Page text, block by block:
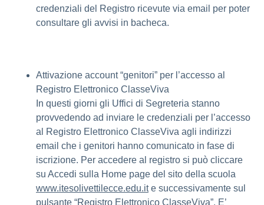
credenziali del Registro ricevute via email per poter
consultare gli avvisi in bacheca.
Attivazione account “genitori” per l’accesso al
Registro Elettronico ClasseViva
In questi giorni gli Uffici di Segreteria stanno
provvedendo ad inviare le credenziali per l’accesso
al Registro Elettronico ClasseViva agli indirizzi
email che i genitori hanno comunicato in fase di
iscrizione. Per accedere al registro si può cliccare
su Accedi sulla Home page del sito della scuola
www.itesolivettilecce.edu.ite successivamente sul
pulsante “Registro Elettronico ClasseViva”. E’